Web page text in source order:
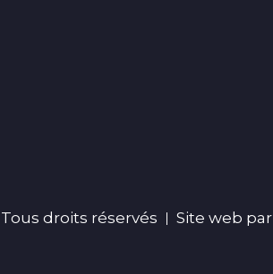
droits réservés Site web par